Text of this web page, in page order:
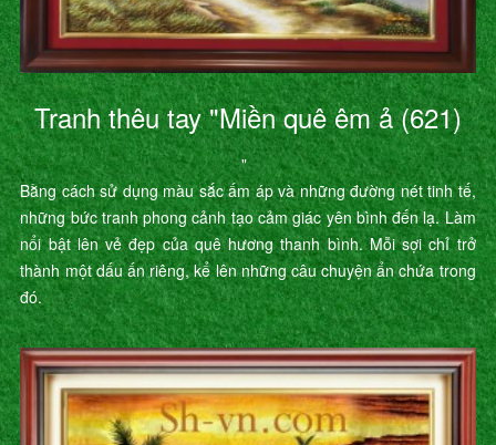
Tranh thêu tay "Miền quê êm ả (621)
"
Bằng cách sử dụng màu sắc ấm áp và những đường nét tinh tế,
những bức tranh phong cảnh tạo cảm giác yên bình đến lạ. Làm
nổi bật lên vẻ đẹp của quê hương thanh bình. Mỗi sợi chỉ trở
thành một dấu ấn riêng, kể lên những câu chuyện ẩn chứa trong
đó.